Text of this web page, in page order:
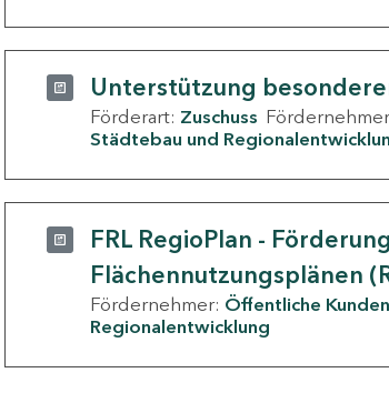
Unterstützung
Förderart: Zuschuss
Städtebau und
FRL RegioPlan -
Flächennutzungsplänen
Fördernehmer: Öffentliche Kunden
Regionalentwicklung